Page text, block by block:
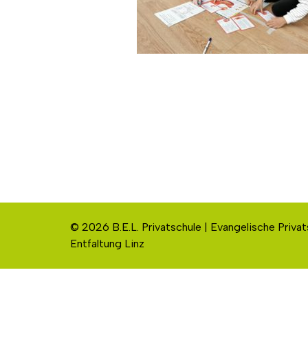
© 2026 B.E.L. Privatschule | Evangelische
Entfaltung Linz